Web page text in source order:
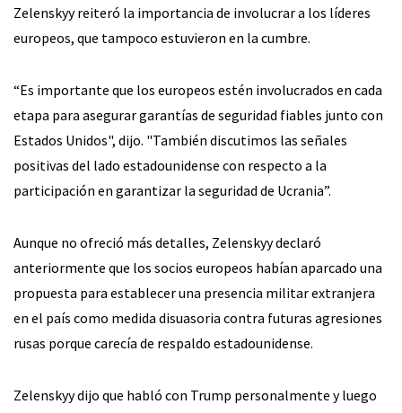
Zelenskyy reiteró la importancia de involucrar a los líderes
europeos, que tampoco estuvieron en la cumbre.
“Es importante que los europeos estén involucrados en cada
etapa para asegurar garantías de seguridad fiables junto con
Estados Unidos", dijo. "También discutimos las señales
positivas del lado estadounidense con respecto a la
participación en garantizar la seguridad de Ucrania”.
Aunque no ofreció más detalles, Zelenskyy declaró
anteriormente que los socios europeos habían aparcado una
propuesta para establecer una presencia militar extranjera
en el país como medida disuasoria contra futuras agresiones
rusas porque carecía de respaldo estadounidense.
Zelenskyy dijo que habló con Trump personalmente y luego